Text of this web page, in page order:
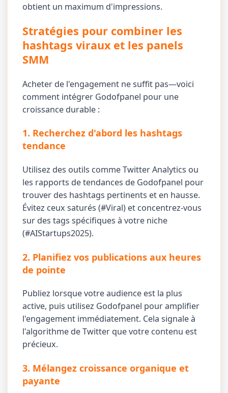
obtient un maximum d'impressions.
Stratégies pour combiner les
hashtags viraux et les panels
SMM
Acheter de l'engagement ne suffit pas—voici
comment intégrer Godofpanel pour une
croissance durable :
1. Recherchez d'abord les hashtags
tendance
Utilisez des outils comme Twitter Analytics ou
les rapports de tendances de Godofpanel pour
trouver des hashtags pertinents et en hausse.
Évitez ceux saturés (#Viral) et concentrez-vous
sur des tags spécifiques à votre niche
(#AIStartups2025).
2. Planifiez vos publications aux heures
de pointe
Publiez lorsque votre audience est la plus
active, puis utilisez Godofpanel pour amplifier
l'engagement immédiatement. Cela signale à
l'algorithme de Twitter que votre contenu est
précieux.
3. Mélangez croissance organique et
payante